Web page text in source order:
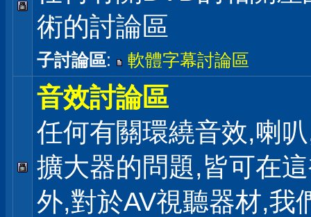
術的討論區
子討論區: 軟體字幕討論區
音效討論區
任何有關環繞音效,喇
擴大器的問題,皆可在
外,對於AV視聽器材,我